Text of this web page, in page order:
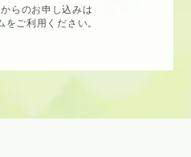
らのお申し込みは
をご利用ください。